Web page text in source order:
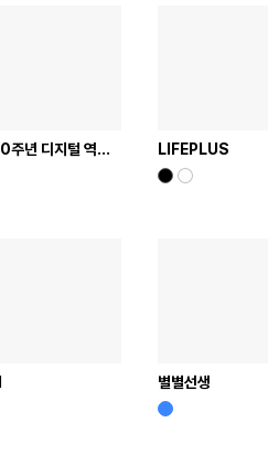
대구대학교 70주년 디지털 역사관 LIFEPLUS
별별선생